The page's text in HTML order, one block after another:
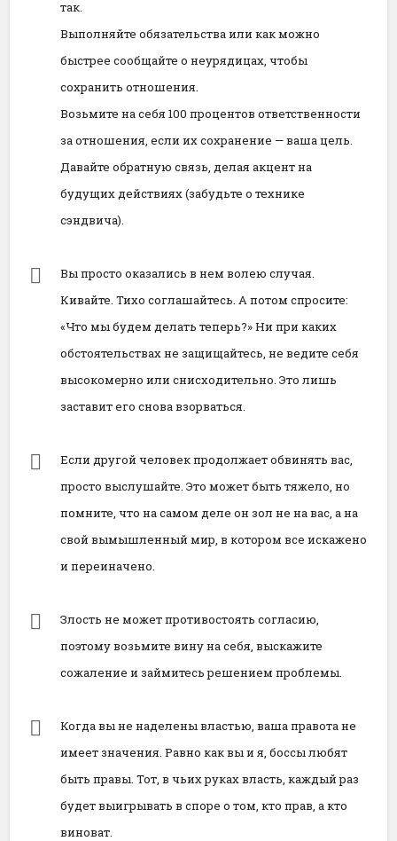
так.
Выполняйте обязательства или как можно
быстрее сообщайте о неурядицах, чтобы
сохранить отношения.
Возьмите на себя 100 процентов ответственности
за отношения, если их сохранение — ваша цель.
Давайте обратную связь, делая акцент на
будущих действиях (забудьте о технике
сэндвича).
Вы просто оказались в нем волею случая.
Кивайте. Тихо соглашайтесь. А потом спросите:
«Что мы будем делать теперь?» Ни при каких
обстоятельствах не защищайтесь, не ведите себя
высокомерно или снисходительно. Это лишь
заставит его снова взорваться.
Если другой человек продолжает обвинять вас,
просто выслушайте. Это может быть тяжело, но
помните, что на самом деле он зол не на вас, а на
свой вымышленный мир, в котором все искажено
и переиначено.
Злость не может противостоять согласию,
поэтому возьмите вину на себя, выскажите
сожаление и займитесь решением проблемы.
Когда вы не наделены властью, ваша правота не
имеет значения. Равно как вы и я, боссы любят
быть правы. Тот, в чьих руках власть, каждый раз
будет выигрывать в споре о том, кто прав, а кто
виноват.